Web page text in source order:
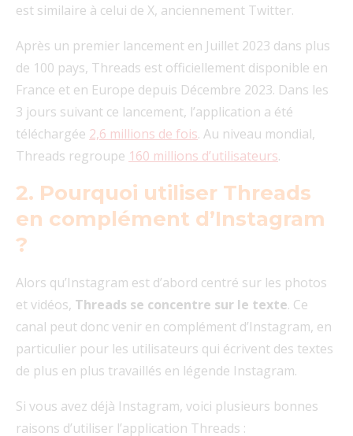
est similaire à celui de X, anciennement Twitter.
Après un premier lancement en Juillet 2023 dans plus
de 100 pays, Threads est officiellement disponible en
France et en Europe depuis Décembre 2023. Dans les
3 jours suivant ce lancement, l’application a été
téléchargée 2,6 millions de fois. Au niveau mondial,
Threads regroupe 160 millions d’utilisateurs.
2. Pourquoi utiliser Threads
en complément d’Instagram
?
Alors qu’Instagram est d’abord centré sur les photos
et vidéos, Threads se concentre sur le texte. Ce
canal peut donc venir en complément d’Instagram, en
particulier pour les utilisateurs qui écrivent des textes
de plus en plus travaillés en légende Instagram.
Si vous avez déjà Instagram, voici plusieurs bonnes
raisons d’utiliser l’application Threads :